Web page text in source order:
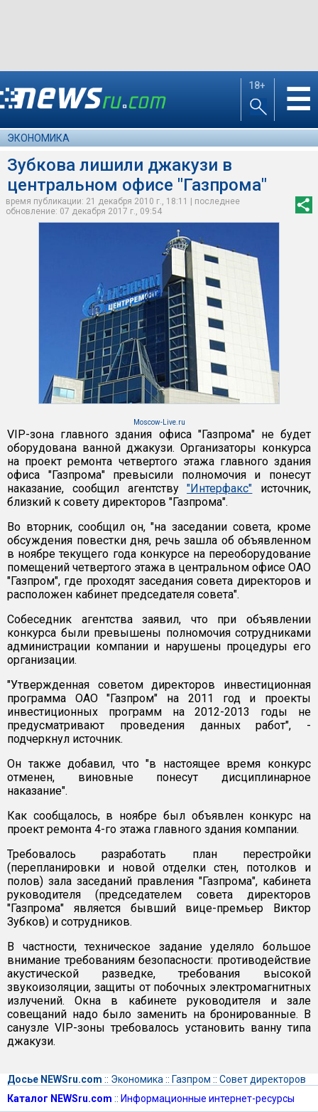
18+ ☰
ЭКОНОМИКА
Зубкова лишили джакузи в
центральном офисе "Газпрома"
время публикации: 21 декабря 2010 г., 18:11 | последнее
обновление: 07 декабря 2017 г., 09:54
Moscow-Live.ru
VIP-зона главного здания офиса "Газпрома" не будет
оборудована ванной джакузи. Организаторы конкурса
на проект ремонта четвертого этажа главного здания
офиса "Газпрома" превысили полномочия и понесут
наказание, сообщил агентству"Интерфакс" источник,
близкий к совету директоров "Газпрома".
Во вторник, сообщил он, "на заседании совета, кроме
обсуждения повестки дня, речь зашла об объявленном
в ноябре текущего года конкурсе на переоборудование
помещений четвертого этажа в центральном офисе ОАО
"Газпром", где проходят заседания совета директоров и
расположен кабинет председателя совета".
Собеседник агентства заявил, что при объявлении
конкурса были превышены полномочия сотрудниками
администрации компании и нарушены процедуры его
организации.
"Утвержденная советом директоров инвестиционная
программа ОАО "Газпром" на 2011 год и проекты
инвестиционных программ на 2012-2013 годы не
предусматривают проведения данных работ", -
подчеркнул источник.
Он также добавил, что "в настоящее время конкурс
отменен, виновные понесут дисциплинарное
наказание".
Как сообщалось, в ноябре был объявлен конкурс на
проект ремонта 4-го этажа главного здания компании.
Требовалось разработать план перестройки
(перепланировки и новой отделки стен, потолков и
полов) зала заседаний правления "Газпрома", кабинета
руководителя (председателем совета директоров
"Газпрома" является бывший вице-премьер Виктор
Зубков) и сотрудников.
В частности, техническое задание уделяло большое
внимание требованиям безопасности: противодействие
акустической разведке, требования высокой
звукоизоляции, защиты от побочных электромагнитных
излучений. Окна в кабинете руководителя и зале
совещаний надо было заменить на бронированные. В
санузле VIP-зоны требовалось установить ванну типа
джакузи.
Досье NEWSru.com :: Экономика :: Газпром :: Совет директоров
Каталог NEWSru.com :: Информационные интернет-ресурсы